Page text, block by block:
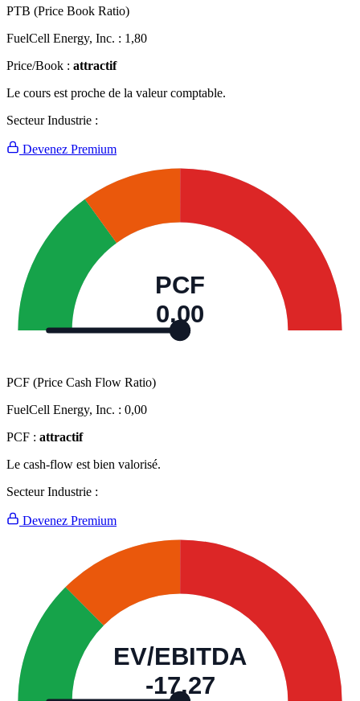
PTB (Price Book Ratio)
FuelCell Energy, Inc. : 1,80
Price/Book : attractif
Le cours est proche de la valeur comptable.
Secteur Industrie :
Devenez Premium
PCF
0,00
PCF (Price Cash Flow Ratio)
FuelCell Energy, Inc. : 0,00
PCF : attractif
Le cash-flow est bien valorisé.
Secteur Industrie :
Devenez Premium
EV/EBITDA
-17,27